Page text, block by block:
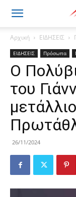
Μέλαμπες
Αρχική ΕΙΔΗΣΕΙΣ
ΕΙΔΗΣΕΙΣ Πρόσωπα
Ο
του
26/11/2024